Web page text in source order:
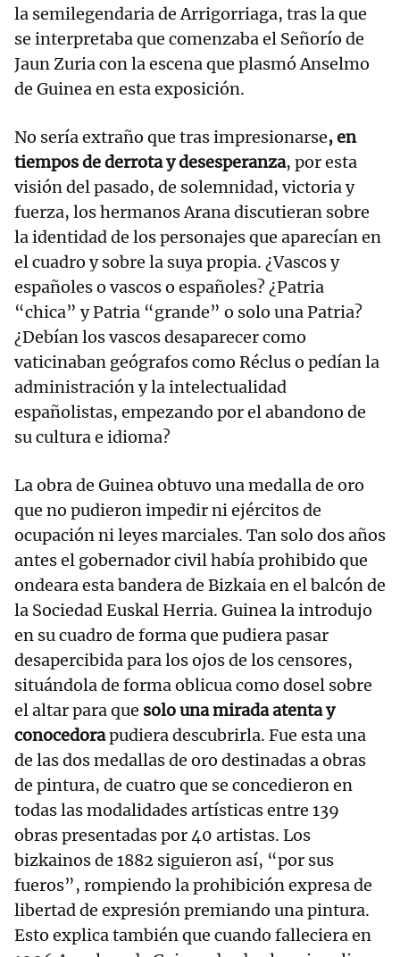
la semilegendaria de Arrigorriaga, tras la que
se interpretaba que comenzaba el Señorío de
Jaun Zuria con la escena que plasmó Anselmo
de Guinea en esta exposición.
No sería extraño que tras impresionarse, en
tiempos de derrota y desesperanza, por esta
visión del pasado, de solemnidad, victoria y
fuerza, los hermanos Arana discutieran sobre
la identidad de los personajes que aparecían en
el cuadro y sobre la suya propia. ¿Vascos y
españoles o vascos o españoles? ¿Patria
“chica” y Patria “grande” o solo una Patria?
¿Debían los vascos desaparecer como
vaticinaban geógrafos como Réclus o pedían la
administración y la intelectualidad
españolistas, empezando por el abandono de
su cultura e idioma?
La obra de Guinea obtuvo una medalla de oro
que no pudieron impedir ni ejércitos de
ocupación ni leyes marciales. Tan solo dos años
antes el gobernador civil había prohibido que
ondeara esta bandera de Bizkaia en el balcón de
la Sociedad Euskal Herria. Guinea la introdujo
en su cuadro de forma que pudiera pasar
desapercibida para los ojos de los censores,
situándola de forma oblicua como dosel sobre
el altar para que solo una mirada atenta y
conocedorapudiera descubrirla. Fue esta una
de las dos medallas de oro destinadas a obras
de pintura, de cuatro que se concedieron en
todas las modalidades artísticas entre 139
obras presentadas por 40 artistas. Los
bizkainos de 1882 siguieron así, “por sus
fueros”, rompiendo la prohibición expresa de
libertad de expresión premiando una pintura.
Esto explica también que cuando falleciera en